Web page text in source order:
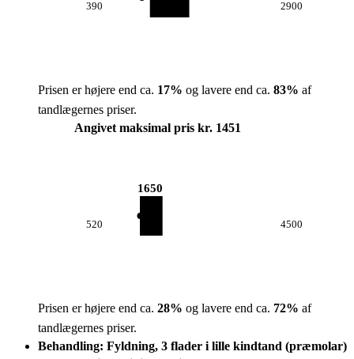
390 2900
Prisen er højere end ca. 17% og lavere end ca. 83% af
tandlægernes priser.
Angivet maksimal pris kr. 1451
520
1650
4500
Prisen er højere end ca. 28% og lavere end ca. 72% af
tandlægernes priser.
Behandling: Fyldning, 3 flader i lille kindtand (præmolar)